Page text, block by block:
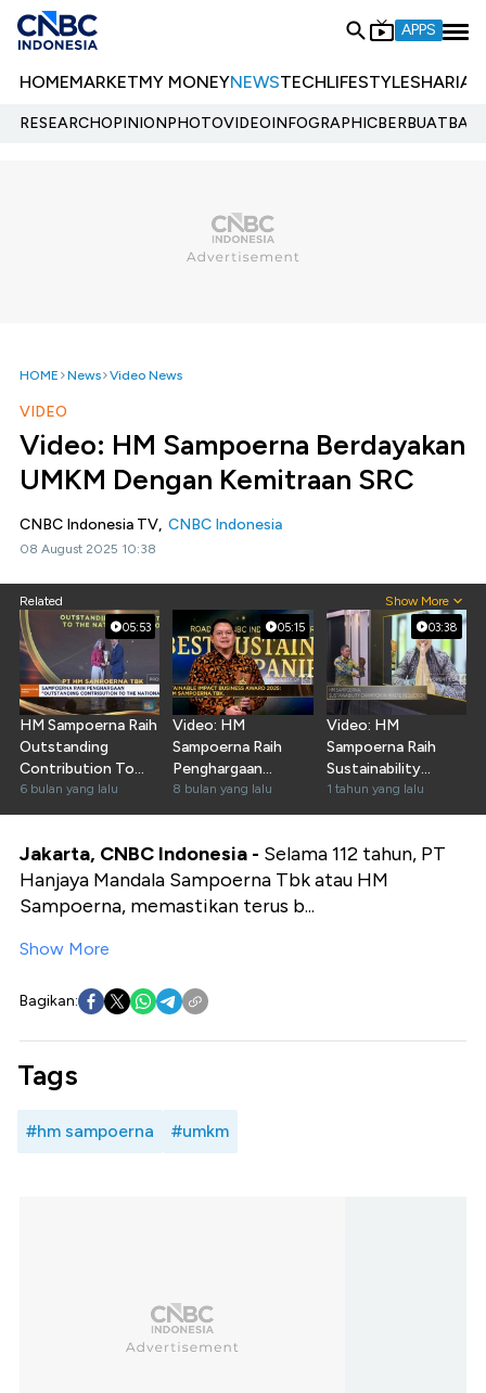
APPS
HOMEMARKETMY MONEYNEWSTECHLIFESTYLESHARIA
RESEARCHOPINIONPHOTOVIDEOINFOGRAPHIC
HOME News Video News
VIDEO
Video: HM Sampoerna Berdayakan
UMKM Dengan Kemitraan SRC
CNBC Indonesia TV, CNBC Indonesia
08 August 2025 10:38
Related Show More
05:53
HM Sampoerna Raih
Outstanding
Contribution To
The National
Economy
6 bulan yang lalu
05:15
Video: HM
Sampoerna Raih
Penghargaan
Sustainable Impact
Business Award
8 bulan yang lalu
03:38
Video: HM
Sampoerna Raih
Sustainability
Champion in Waste
Reduction
1 tahun yang lalu
Jakarta, CNBC Indonesia - Selama 112 tahun, PT
Hanjaya Mandala Sampoerna Tbk atau HM
Sampoerna, memastikan terus b...
Show More
Bagikan:
Tags
#hm sampoerna #umkm